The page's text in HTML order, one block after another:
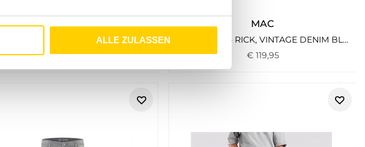
ALLE ZULASSEN
MAC
0970L050121 H799
€89,95
MAC
MAC JEANS - RICK, VINTAGE DENIM BLAU2
€ 119,95